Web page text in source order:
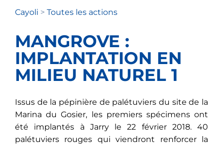
Cayoli > Toutes les actions
MANGROVE :
IMPLANTATION EN
MILIEU NATUREL 1
Issus de la pépinière de palétuviers du site de la
Marina du Gosier, les premiers spécimens ont
été implantés à Jarry le 22 février 2018. 40
palétuviers rouges qui viendront renforcer la